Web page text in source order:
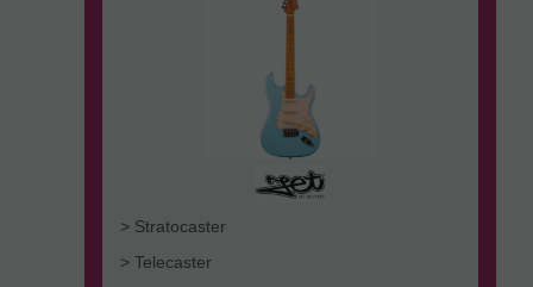
> Stratocaster
> Telecaster